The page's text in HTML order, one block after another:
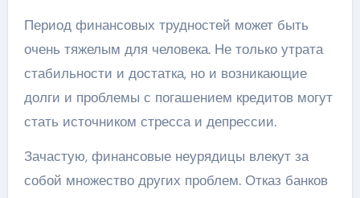
Период финансовых трудностей может быть
очень тяжелым для человека. Не только утрата
стабильности и достатка, но и возникающие
долги и проблемы с погашением кредитов могут
стать источником стресса и депрессии.
Зачастую, финансовые неурядицы влекут за
собой множество других проблем. Отказ банков